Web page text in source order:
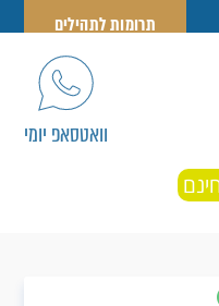
תרומות לתהילים
וואטסאפ יומי